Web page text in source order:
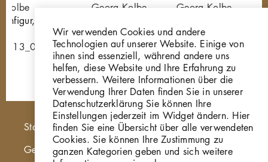
Kolbe
1912,
Georg Kolbe
P267
Georg Kolbe
Bronze
GKFo-0113_002
Hauptnavigation
Startseite
Georg Kolbe Museum
Wir verwenden Cookies und andere
Technologien auf unserer Website. Einige von
ihnen sind essenziell, während andere uns
helfen, diese Website und Ihre Erfahrung zu
verbessern. Weitere Informationen über die
Verwendung Ihrer Daten finden Sie in unserer
Datenschutzerklärung Sie können Ihre
Einstellungen jederzeit im Widget ändern. Hier
finden Sie eine Übersicht über alle verwendeten
Cookies. Sie können Ihre Zustimmung zu
ganzen Kategorien geben und sich weitere